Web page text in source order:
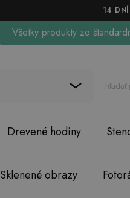
14
Všetky produkty zo
Drevené hodiny
Sklenené obrazy